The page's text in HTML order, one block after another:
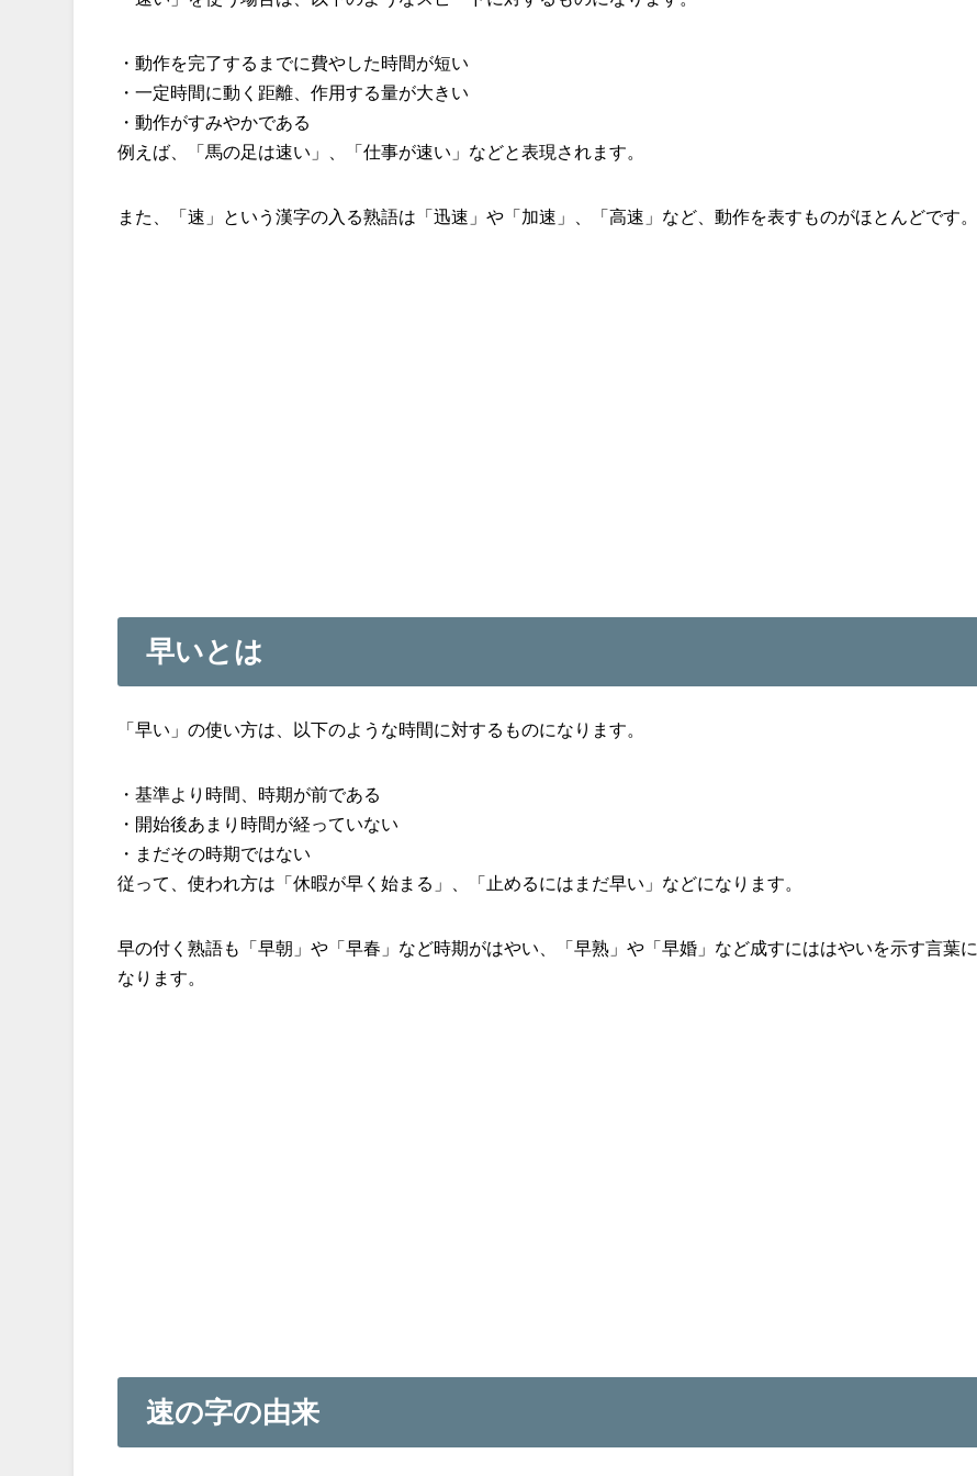
・動作を完了するまでに費やした時間が短い
・一定時間に動く距離、作用する量が大きい
・動作がすみやかである
例えば、「馬の足は速い」、「仕事が速い」などと表現されます。
また、「速」という漢字の入る熟語は「迅速」や「加速」、「高速」など、動作を表すものがほとんどです。
早いとは
「早い」の使い方は、以下のような時間に対するものになります。
・基準より時間、時期が前である
・開始後あまり時間が経っていない
・まだその時期ではない
従って、使われ方は「休暇が早く始まる」、「止めるにはまだ早い」などになります。
早の付く熟語も「早朝」や「早春」など時期がはやい、「早熟」や「早婚」など成すにははやいを示す言葉に
なります。
速の字の由来